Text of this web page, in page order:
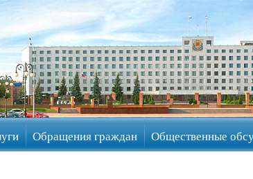
Обращения граждан Общественные